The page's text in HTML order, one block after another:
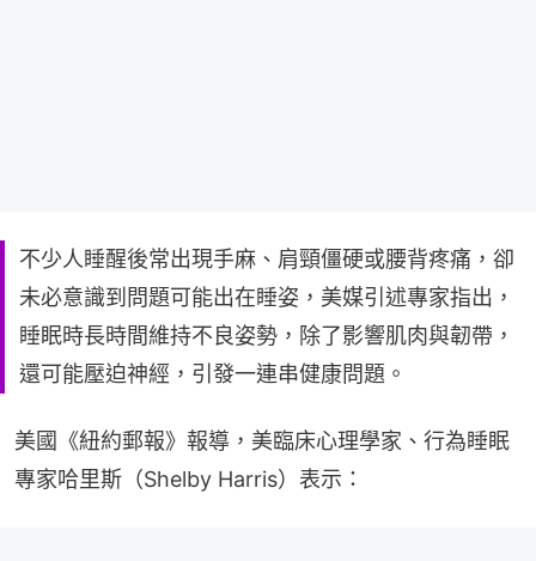
不少人睡醒後常出現手麻、肩頸僵硬或腰背疼痛，卻
未必意識到問題可能出在睡姿，美媒引述專家指出，
睡眠時長時間維持不良姿勢，除了影響肌肉與韌帶，
還可能壓迫神經，引發一連串健康問題。
美國《紐約郵報》報導，美臨床心理學家、行為睡眠
專家哈里斯（Shelby Harris）表示：